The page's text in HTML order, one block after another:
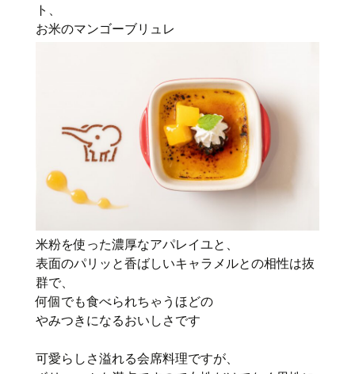
ト、
お米のマンゴーブリュレ
米粉を使った濃厚なアパレイユと、
表面のパリッと香ばしいキャラメルとの相性は抜
群で、
何個でも食べられちゃうほどの
やみつきになるおいしさです
可愛らしさ溢れる会席料理ですが、